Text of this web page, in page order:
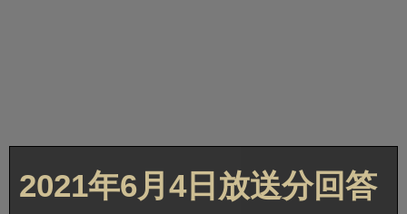
2021年6月4日放送分回答